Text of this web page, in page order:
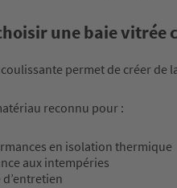
une baie vitrée
permet de créer de
reconnu pour :
en isolation thermique
aux intempéries